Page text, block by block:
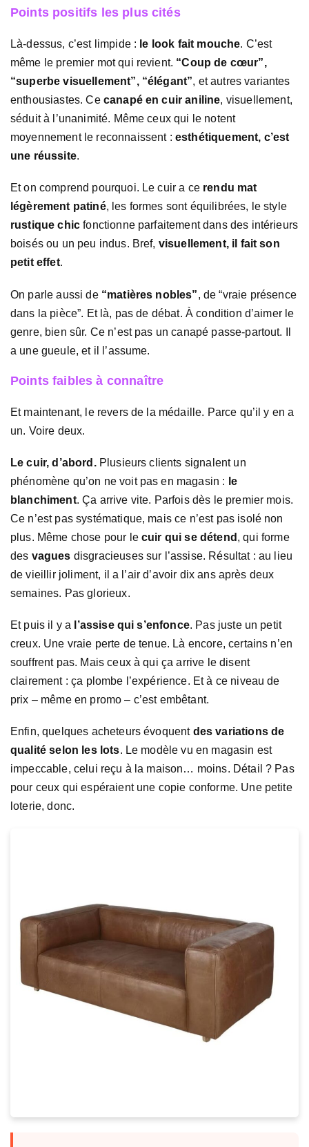
Points positifs les plus cités
Là-dessus, c’est limpide : le look fait mouche. C’est
même le premier mot qui revient. “Coup de cœur”,
“superbe visuellement”, “élégant”, et autres variantes
enthousiastes. Ce canapé en cuir aniline, visuellement,
séduit à l’unanimité. Même ceux qui le notent
moyennement le reconnaissent : esthétiquement, c’est
une réussite.
Et on comprend pourquoi. Le cuir a ce rendu mat
légèrement patiné, les formes sont équilibrées, le style
rustique chic fonctionne parfaitement dans des intérieurs
boisés ou un peu indus. Bref, visuellement, il fait son
petit effet.
On parle aussi de “matières nobles”, de “vraie présence
dans la pièce”. Et là, pas de débat. À condition d’aimer le
genre, bien sûr. Ce n’est pas un canapé passe-partout. Il
a une gueule, et il l’assume.
Points faibles à connaître
Et maintenant, le revers de la médaille. Parce qu’il y en a
un. Voire deux.
Le cuir, d’abord.Plusieurs clients signalent un
phénomène qu’on ne voit pas en magasin : le
blanchiment. Ça arrive vite. Parfois dès le premier mois.
Ce n’est pas systématique, mais ce n’est pas isolé non
plus. Même chose pour lecuir qui se détend , qui forme
des vagues disgracieuses sur l’assise. Résultat : au lieu
de vieillir joliment, il a l’air d’avoir dix ans après deux
semaines. Pas glorieux.
Et puis il y a l’assise qui s’enfonce. Pas juste un petit
creux. Une vraie perte de tenue. Là encore, certains n’en
souffrent pas. Mais ceux à qui ça arrive le disent
clairement : ça plombe l’expérience. Et à ce niveau de
prix – même en promo – c’est embêtant.
Enfin, quelques acheteurs évoquent des variations de
qualité selon les lots. Le modèle vu en magasin est
impeccable, celui reçu à la maison… moins. Détail ? Pas
pour ceux qui espéraient une copie conforme. Une petite
loterie, donc.